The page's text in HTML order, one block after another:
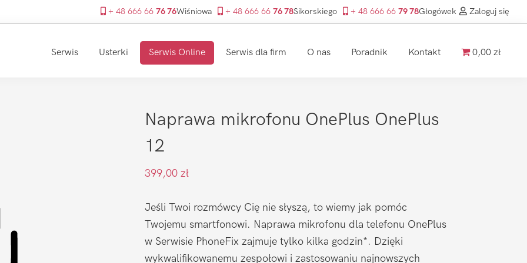
+ 48 666 66 76 76Wiśniowa + 48 666 66 76 78Sikorskiego + 48 666 66 79 78Głogówek Zaloguj się
Serwis Usterki Serwis Online Serwis dla firm O nas Poradnik Kontakt 0,00 zł
Naprawa mikrofonu OnePlus OnePlus
12
399,00 zł
Jeśli Twoi rozmówcy Cię nie słyszą, to wiemy jak pomóc
Twojemu smartfonowi. Naprawa mikrofonu dla telefonu OnePlus
w Serwisie PhoneFix zajmuje tylko kilka godzin*. Dzięki
wykwalifikowanemu zespołowi i zastosowaniu najnowszych